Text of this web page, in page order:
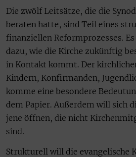
Die zwölf Leitsätze, die die
beraten hatte, sind Teil eines
finanziellen Reformprozesses.
dazu, wie die Kirche zukünftig
in Kontakt kommt. Der
Kindern, Konfirmanden,
komme eine besondere
dem Papier. Außerdem will sich
jene öffnen, die nicht
sind.
Strukturell will die evangelische